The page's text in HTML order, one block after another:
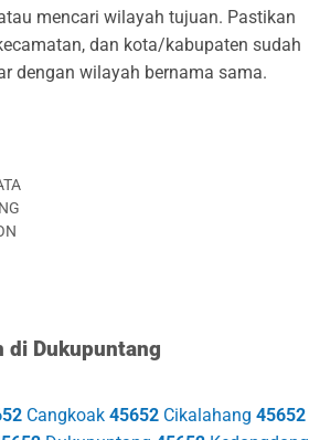
mencari wilayah tujuan. Pastikan
dan kota/kabupaten sudah
dengan wilayah bernama sama.
di Dukupuntang
Cangkoak 45652 Cikalahang 45652